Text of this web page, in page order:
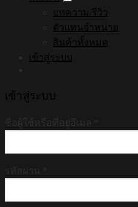
บทความ/รีวิว
ตัวแทนจำหน่าย
สินค้าทั้งหมด
เข้าสู่ระบบ
เข้าสู่ระบบ